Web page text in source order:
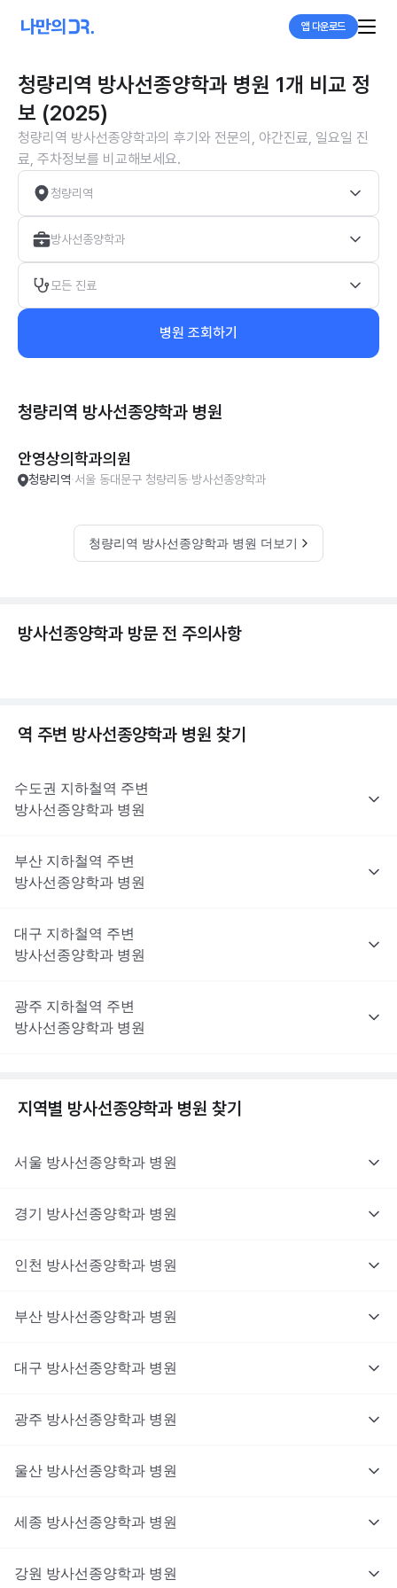
앱 다운로드
청량리역 방사선종양학과 병원 1개 비교 정
보 (2025)
청량리역 방사선종양학과의 후기와 전문의, 야간진료, 일요일 진
료, 주차정보를 비교해보세요.
청량리역
방사선종양학과
모든 진료
병원 조회하기
청량리역 방사선종양학과 병원
안영상의학과의원
청량리역 서울 동대문구 청량리동 방사선종양학과
청량리역 방사선종양학과 병원 더보기
방사선종양학과 방문 전 주의사항
역 주변 방사선종양학과 병원 찾기
수도권 지하철역 주변
방사선종양학과 병원
부산 지하철역 주변
방사선종양학과 병원
대구 지하철역 주변
방사선종양학과 병원
광주 지하철역 주변
방사선종양학과 병원
지역별 방사선종양학과 병원 찾기
서울 방사선종양학과 병원
경기 방사선종양학과 병원
인천 방사선종양학과 병원
부산 방사선종양학과 병원
대구 방사선종양학과 병원
광주 방사선종양학과 병원
울산 방사선종양학과 병원
세종 방사선종양학과 병원
강원 방사선종양학과 병원